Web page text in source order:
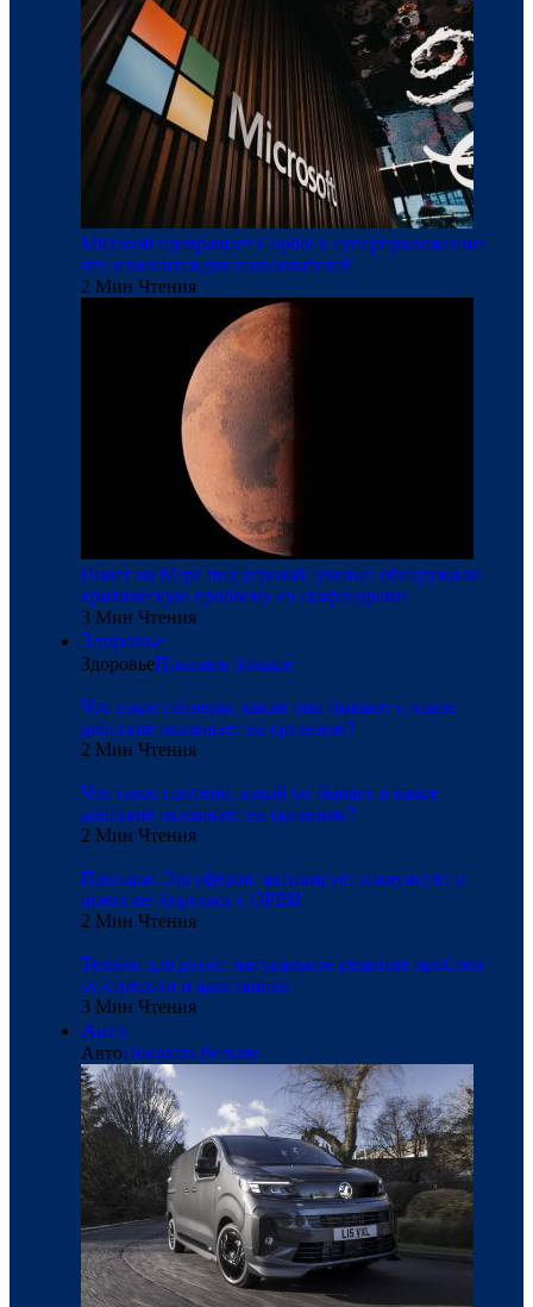
Microsoft превращает Copilot в суперприложение:
что изменится для пользователей
2 Мин Чтения
Полет на Марс под угрозой: ученые обнаружили
критическую проблему со скафандрами
3 Мин Чтения
Здоровье
ЗдоровьеПоказать больше
Что такое гейнеры, какие они бывают и какое
действие оказывает на организм?
2 Мин Чтения
Что такое протеин, какой он бывает и какое
действие оказывает на организм?
2 Мин Чтения
Препарат Эргоферон: активирует иммунитет и
помогает бороться с ОРВИ
2 Мин Чтения
Tenoten для детей: натуральное решение проблем
со стрессом и адаптацией
3 Мин Чтения
Авто
АвтоПоказать больше